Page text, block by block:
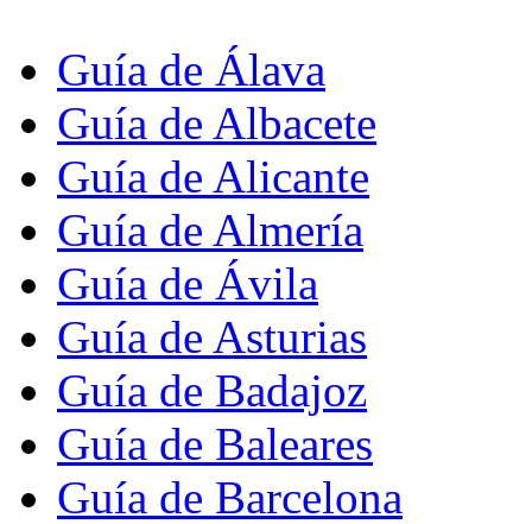
Guía de Álava
Guía de Albacete
Guía de Alicante
Guía de Almería
Guía de Ávila
Guía de Asturias
Guía de Badajoz
Guía de Baleares
Guía de Barcelona